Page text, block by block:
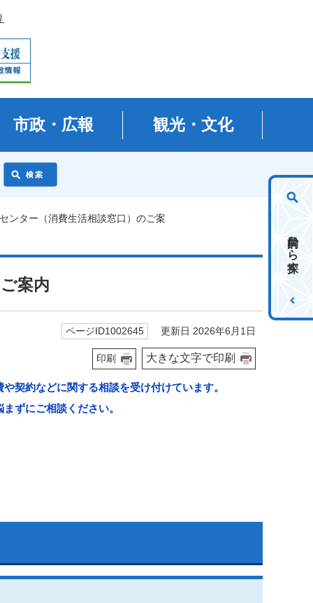
市政・広報 観光・文化
目的から探す
ンター（消費生活相談窓口）のご案
案内
ページID1002645 更新日 2026年6月1日
印刷 大きな文字で印刷
契約などに関する相談を受け付けています。
ずにご相談ください。